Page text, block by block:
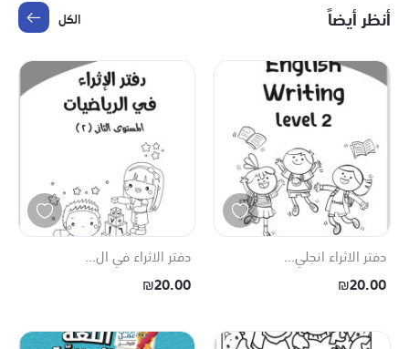
أنظر أيضاً الكل
دفتر الاثراء انجلي...
₪20.00
دفتر الاثراء في ال...
₪20.00